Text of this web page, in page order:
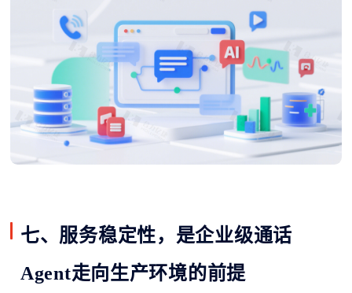
七、服务稳定性，是企业级通话
Agent走向生产环境的前提